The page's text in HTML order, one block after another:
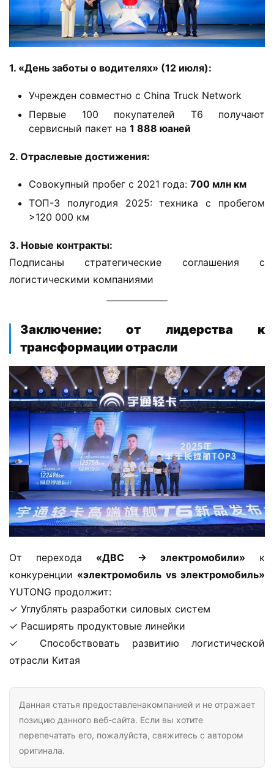
​1. «День заботы о водителях» (12 июля):​
Учрежден совместно с China Truck Network
Первые 100 покупателей T6 получают
сервисный пакет на ​ ​1 888 юаней​
​2. Отраслевые достижения:​
Совокупный пробег с 2021 года: ​ ​700 млн км​
ТОП-3 полугодия 2025: техника с пробегом
>120 000 км
​3. Новые контракты:​
Подписаны стратегические соглашения с
логистическими компаниями
​Заключение: от лидерства к
трансформации отрасли​
От перехода ​ ​«ДВС → электромобили»​ ​ к
конкуренции ​ ​«электромобиль vs электромобиль»​
YUTONG продолжит:
✓ Углублять разработки силовых систем
✓ Расширять продуктовые линейки
✓ Способствовать развитию логистической
отрасли Китая
Данная статья предоставленакомпанией и не отражает
позицию данного веб-сайта. Если вы хотите
перепечатать его, пожалуйста, свяжитесь с автором
оригинала.